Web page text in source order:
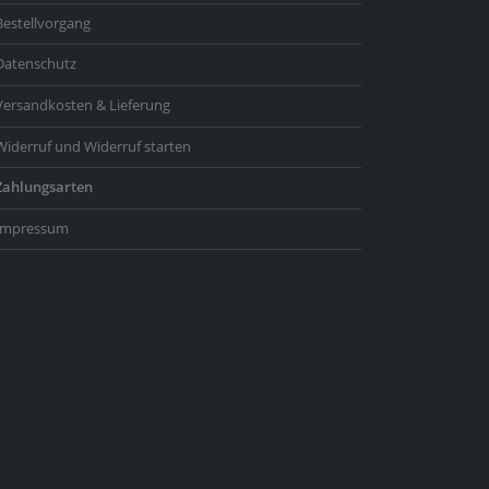
& Lieferung
und Widerruf starten